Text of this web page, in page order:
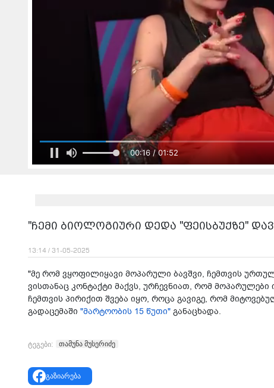
00:17 / 01:52
"ჩემი ბიოლოგიური დედა "ფეისბუქზე"
13:14 / 31-05-2025
"მე რომ ვყოფილიყავი მოპარული ბავშვი, ჩემთვის
ვისთანაც კონტაქტი მაქვს, ურჩევნიათ, რომ
ჩემთვის პირიქით შვება იყო, როცა გავიგე, რომ
გადაცემაში "მარტოობის 15 წუთი" განაცხადა.
ტეგები: თამუნა მუსერიძე
გაზიარება